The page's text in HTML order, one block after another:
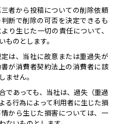
者から投稿についての削除依頼
断で削除の可否を決定できるも
り生じた一切の責任について、
ものとします。
は、当社に故意または重過失が
が消費者契約法上の消費者に該
ません。
であっても、当社は、過失（重過
る行為によって利用者に生じた損
から生じた損害については、一